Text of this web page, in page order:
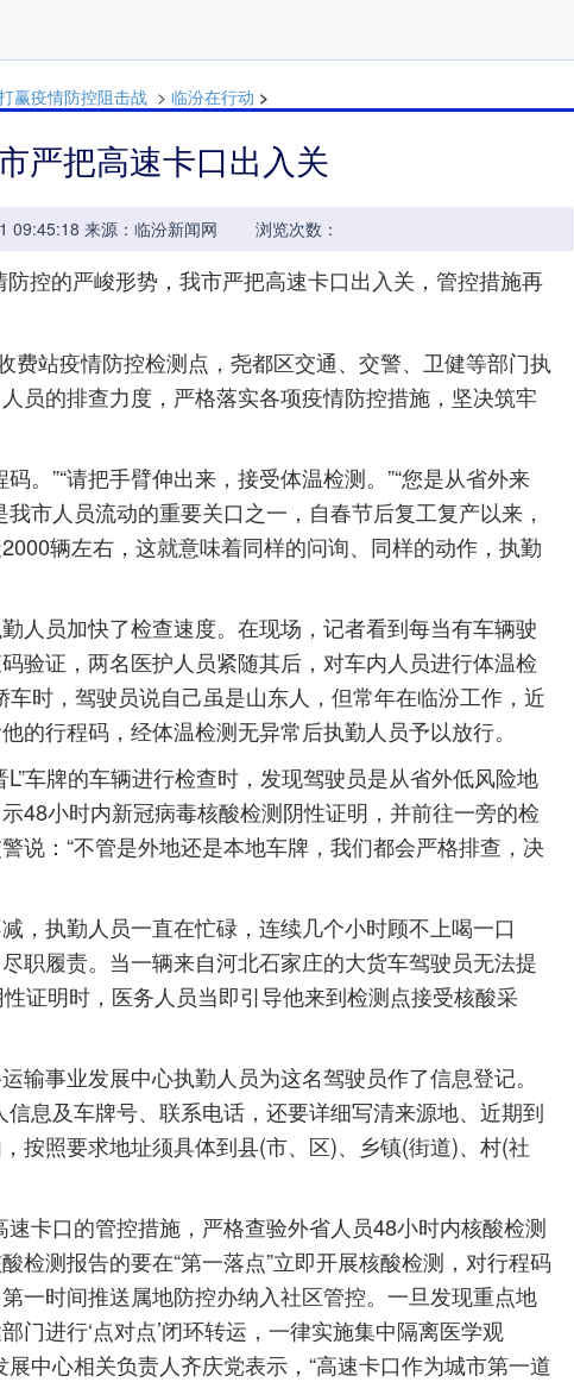
赢疫情防控阻击战 > 临汾在行动 >
严把高速卡口出入关
09:45:18 来源：临汾新闻网 浏览次数：
防控的严峻形势，我市严把高速卡口出入关，管控措施再
站疫情防控检测点，尧都区交通、交警、卫健等部门执
员的排查力度，严格落实各项疫情防控措施，坚决筑牢
”“请把手臂伸出来，接受体温检测。”“您是从省外来
市人员流动的重要关口之一，自春节后复工复产以来，
辆左右，这就意味着同样的问询、同样的动作，执勤
员加快了检查速度。在现场，记者看到每当有车辆驶
验证，两名医护人员紧随其后，对车内人员进行体温检
车时，驾驶员说自己虽是山东人，但常年在临汾工作，近
的行程码，经体温检测无异常后执勤人员予以放行。
车牌的车辆进行检查时，发现驾驶员是从省外低风险地
48小时内新冠病毒核酸检测阴性证明，并前往一旁的检
说：“不管是外地还是本地车牌，我们都会严格排查，决
执勤人员一直在忙碌，连续几个小时顾不上喝一口
职履责。当一辆来自河北石家庄的大货车驾驶员无法提
证明时，医务人员当即引导他来到检测点接受核酸采
事业发展中心执勤人员为这名驾驶员作了信息登记。
息及车牌号、联系电话，还要详细写清来源地、近期到
按照要求地址须具体到县(市、区)、乡镇(街道)、村(社
卡口的管控措施，严格查验外省人员48小时内核酸检测
检测报告的要在“第一落点”立即开展核酸检测，对行程码
一时间推送属地防控办纳入社区管控。一旦发现重点地
门进行‘点对点’闭环转运，一律实施集中隔离医学观
中心相关负责人齐庆党表示，“高速卡口作为城市第一道